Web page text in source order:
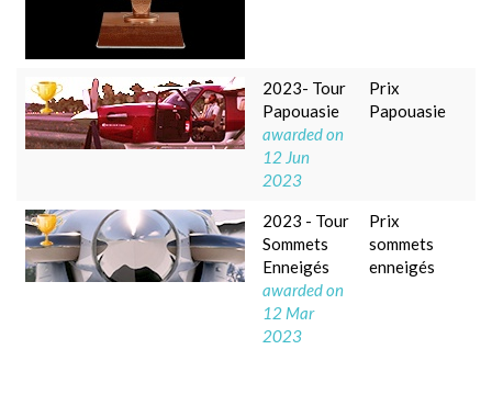
2023- Tour
Papouasie
awarded on
12 Jun
2023
Prix
Papouasie
2023 - Tour
Sommets
Enneigés
awarded on
12 Mar
2023
Prix
sommets
enneigés